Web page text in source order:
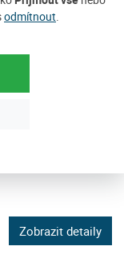
odmítnout
12
Zobrazit detaily